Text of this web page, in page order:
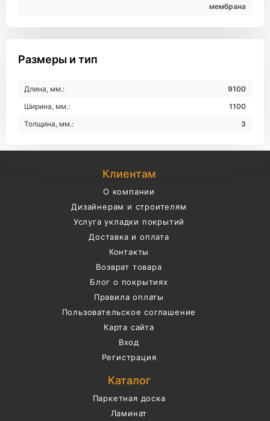
мембрана
Размеры и тип
Длина, мм.:
9100
Ширина, мм.:
1100
Толщина, мм.:
3
Клиентам
О компании
Дизайнерам и строителям
Услуга укладки покрытий
Доставка и оплата
Контакты
Возврат товара
Блог о покрытиях
Правила оплаты
Пользовательское соглашение
Карта сайта
Вход
Регистрация
Каталог
Паркетная доска
Ламинат